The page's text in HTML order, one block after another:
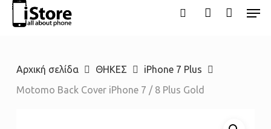
search account
Αρχική σελίδα ΘΗΚΕΣ
iPhone 7 Plus
Motomo Back Cover iPhone 7 / 8 Plus Gold